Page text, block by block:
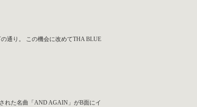
通り。 この機会に改めてTHA BLUE
れた名曲「AND AGAIN」がB面にイ